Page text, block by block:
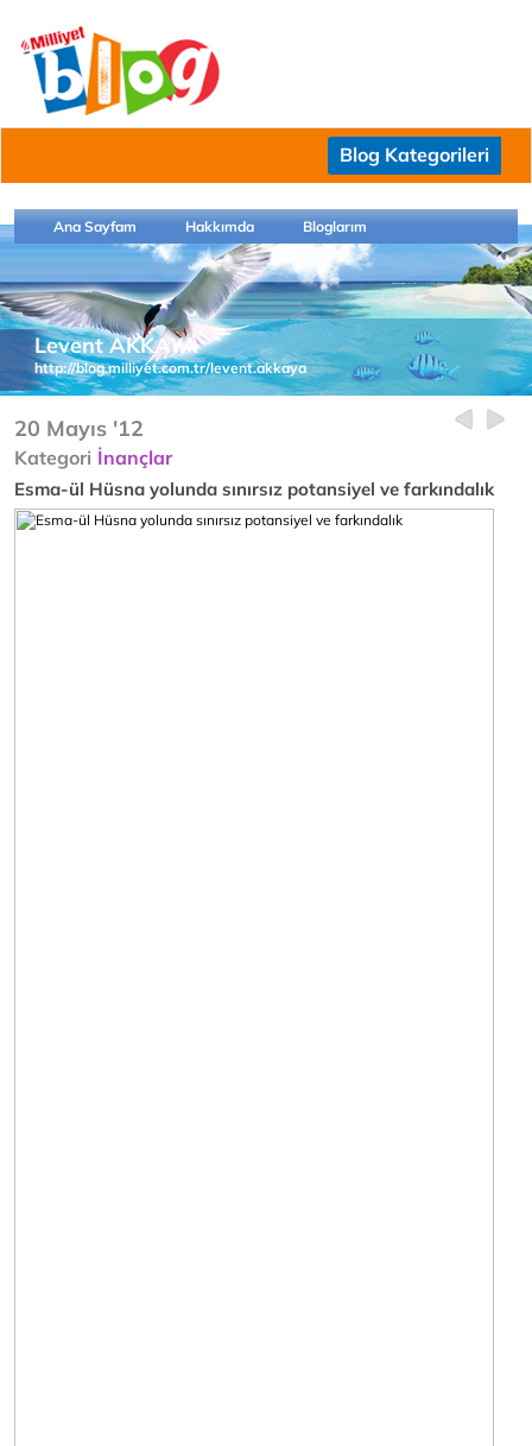
Blog Kategorileri
Ana Sayfam Hakkımda Bloglarım
Levent AKKAYA
http://blog.milliyet.com.tr/levent.akkaya
20 Mayıs '12
Kategori İnançlar
Esma-ül Hüsna yolunda sınırsız potansiyel ve farkındalık